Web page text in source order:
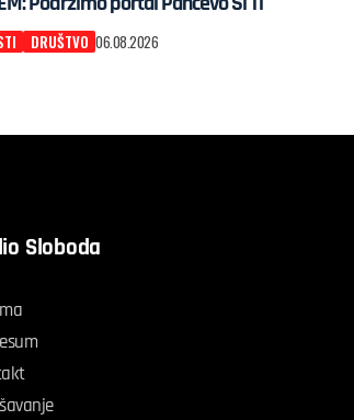
DRUŠTVO 06.08.2026
Sloboda